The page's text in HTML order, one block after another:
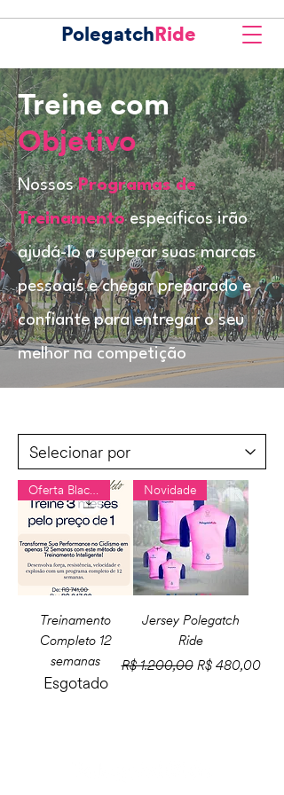
PolegatchRide
Treine com
Objetivo
NossosProgramas de
Treinamentoespecíficos irão
ajudá-lo a superar suas marcas
pessoais e chegar preparado e
confiante para entregar o seu
melhor na competição
Oferta Black da Pole
Treinamento
Completo 12
semanas
Esgotado
Novidade
Jersey Polegatch
Ride
Preço normal
R$ 1.200,00 Preço
R$ 480,00